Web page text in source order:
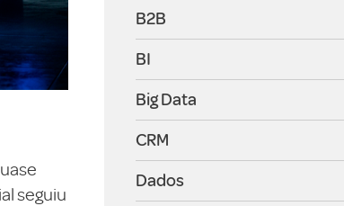
seguiu
B2B
BI
Big Data
CRM
Dados